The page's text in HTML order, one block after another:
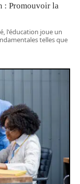
: Promouvoir la
l'éducation joue un
telles que